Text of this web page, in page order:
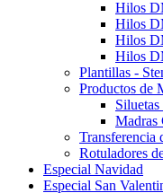
Hilos
Hilos
Hilos
Hilos
Plantillas -
Productos de
Madras
Transferencia
Rotuladores
Especial Navidad
Especial San